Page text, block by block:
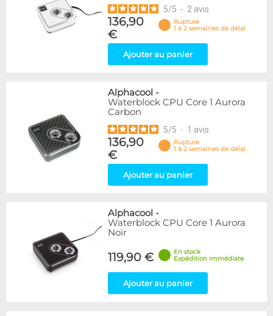
5/5 - 2 avis
136,90
€
Rupture
1 à 2 semaines de délai
Ajouter au panier
Alphacool -
Waterblock CPU Core 1 Aurora
Carbon
5/5 - 1 avis
136,90
€
Rupture
1 à 2 semaines de délai
Ajouter au panier
Alphacool -
Waterblock CPU Core 1 Aurora
Noir
119,90 €
En stock
Expédition immédiate
Ajouter au panier